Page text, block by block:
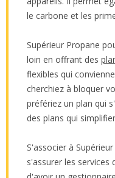
le carbone et les
Supérieur Propane
loin en offrant des
flexibles qui
cherchiez à bloquer
préfériez un plan qui
des plans qui
S'associer à
s'assurer les services